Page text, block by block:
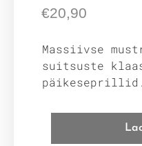
€20,90
Massiivse
suitsuste